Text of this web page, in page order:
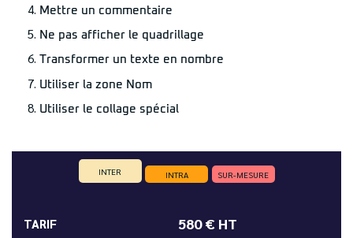
Mettre un commentaire
Ne pas afficher le quadrillage
Transformer un texte en nombre
Utiliser la zone Nom
Utiliser le collage spécial
INTER INTRA SUR-MESURE
TARIF 580 € HT